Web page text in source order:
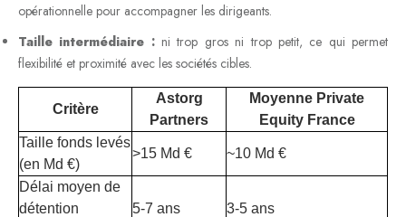
opérationnelle pour accompagner les dirigeants.
Taille intermédiaire :ni trop gros ni trop petit, ce qui permet
flexibilité et proximité avec les sociétés cibles.
Critère
Astorg
Partners
Moyenne Private
Equity France
Taille fonds levés
(en Md €)
>15 Md € ~10 Md €
Délai moyen de
détention
5-7 ans 3-5 ans